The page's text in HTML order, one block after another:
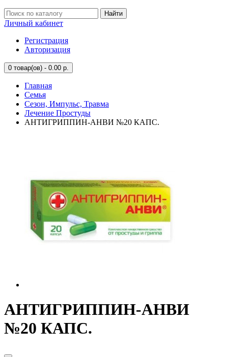
Найти
Личный кабинет
Регистрация
Авторизация
0 товар(ов) - 0.00 р.
Главная
Семья
Сезон, Импульс, Травма
Лечение Простуды
АНТИГРИППИН-АНВИ №20 КАПС.
АНТИГРИППИН-АНВИ
№20 КАПС.